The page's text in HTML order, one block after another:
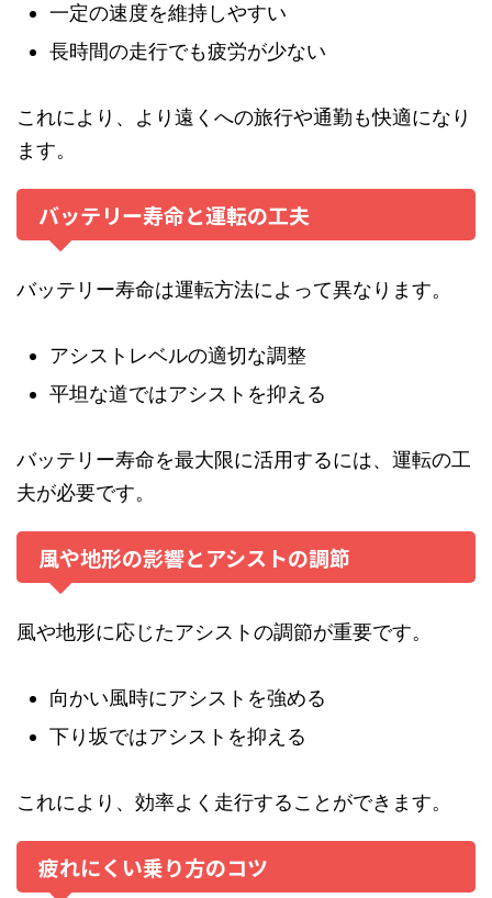
一定の速度を維持しやすい
長時間の走行でも疲労が少ない
これにより、より遠くへの旅行や通勤も快適になり
ます。
バッテリー寿命と運転の工夫
バッテリー寿命は運転方法によって異なります。
アシストレベルの適切な調整
平坦な道ではアシストを抑える
バッテリー寿命を最大限に活用するには、運転の工
夫が必要です。
風や地形の影響とアシストの調節
風や地形に応じたアシストの調節が重要です。
向かい風時にアシストを強める
下り坂ではアシストを抑える
これにより、効率よく走行することができます。
疲れにくい乗り方のコツ